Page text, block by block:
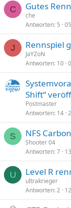
C Gutes
che
Antworten 5
J Rennspiel
JaYZoN
Antworten 10
Shift“
Postmaster
Antworten 14
S NFS
Shooter 04
Antworten 7
U Level R
ultrakrieger
Antworten 2